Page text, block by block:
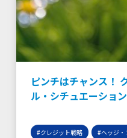
ピンチはチャンス！
ル・シチュエーショ
#クレジット戦略 #ヘッジ・